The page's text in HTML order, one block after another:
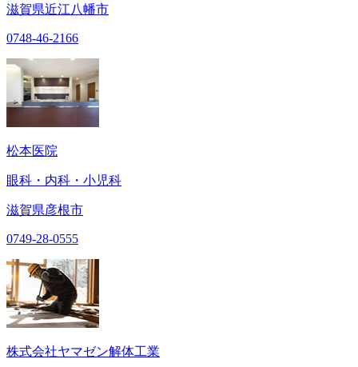
滋賀県近江八幡市
0748-46-2166
松本医院
眼科・内科・小児科
滋賀県彦根市
0749-28-0555
株式会社ヤマゼン解体工業